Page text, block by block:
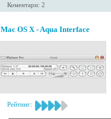
Коментари: 2
Mac OS X - Aqua Interface
Рейтинг: